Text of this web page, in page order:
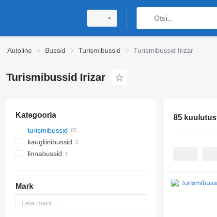
Autoline Bussid Turismibussid Turismibussid Irizar
Turismibussid Irizar
Kategooria
turismibussid
kaugliinibussid
linnabussid
Mark
85